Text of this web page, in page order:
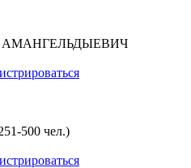
500 чел.)